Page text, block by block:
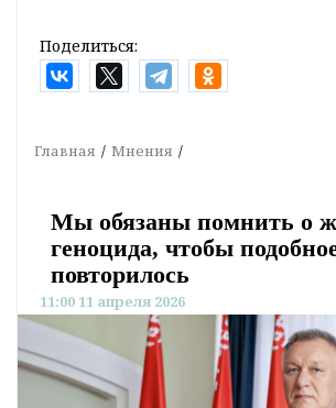
Поделиться:
Главная Мнения
Мы обязаны помнить о
геноцида, чтобы
повторилось
11:00 11 апреля 2026